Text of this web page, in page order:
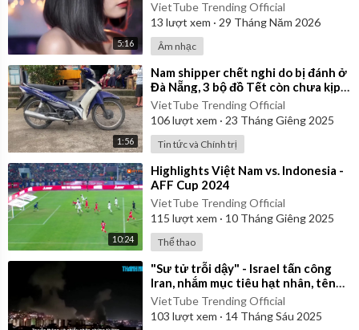
5:16
VietTube Trending Official
13 lượt xem · 29 Tháng Năm 2026
Âm nhạc
1:56
⁣Nam shipper chết nghi do bị đánh ở
Đà Nẵng, 3 bộ đồ Tết còn chưa kịp
mặc
VietTube Trending Official
106lượt xem · 23 Tháng Giêng 2025
Tin tức và Chính trị
10:24
⁣Highlights Việt Nam vs. Indonesia -
AFF Cup 2024
VietTube Trending Official
115 lượt xem · 10 Tháng Giêng 2025
Thể thao
⁣"Sư tử trỗi dậy" - Israel tấn công
Iran, nhắm mục tiêu hạt nhân, tên
lửa, chỉ huy
VietTube Trending Official
103 lượt xem · 14 Tháng Sáu 2025